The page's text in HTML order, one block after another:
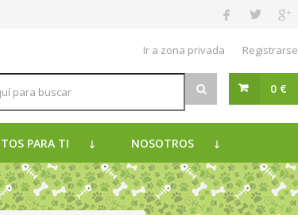
Ir a zona privada Registrarse
0 €
PARA TI NOSOTROS